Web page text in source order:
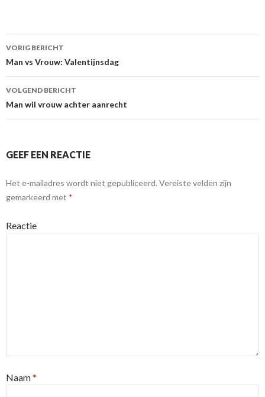
Berichtnavigatie
VORIG BERICHT
Man vs Vrouw: Valentijnsdag
VOLGEND BERICHT
Man wil vrouw achter aanrecht
GEEF EEN REACTIE
Het e-mailadres wordt niet gepubliceerd. Vereiste velden zijn
gemarkeerd met *
Reactie
Naam*